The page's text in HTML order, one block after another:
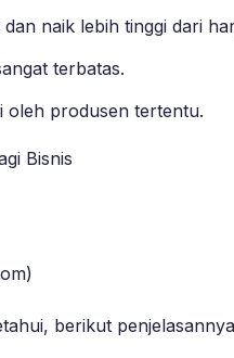
naik lebih tinggi dari
terbatas.
oleh produsen tertentu.
Bisnis
berikut